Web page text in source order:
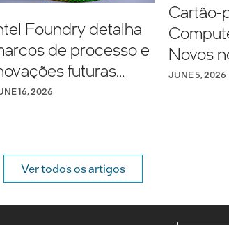
Foundry detalha
de processo e
futuras
o Simpósio
16, 2026
Cartão-
Novos
Intel®
JUNE 5, 2026
Ver todos os artigos